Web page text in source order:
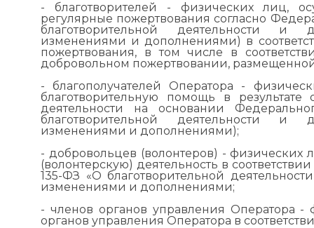
- благотворителей - физических лиц,
регулярные пожертвования согласно
благотворительной деятельности и
изменениями и дополнениями) в
пожертвования, в том числе в
добровольном пожертвовании,
- благополучателей Оператора -
благотворительную помощь в результате
деятельности на основании
благотворительной деятельности и
изменениями и дополнениями);
- добровольцев (волонтеров) -
(волонтерскую) деятельность в
135-ФЗ «О благотворительной
изменениями и дополнениями;
- членов органов управления Оператора
органов управления Оператора в